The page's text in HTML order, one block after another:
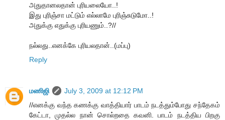
அதுதானலதான் புரியலையோ..!
இது புரிஞ்சா மட்டும் எல்லாமே புரிஞ்சுடுமோ..!
அதுக்கு எதுக்கு புரியணும்..?//
நல்லது..எனக்கே புரியலதான்..(மப்பு)
Reply
மணிஜி
July 3, 2009 at 12:12 PM
//எனக்கு வந்த கணக்கு வாத்தியார் பாடம் நடத்தும்போது சந்தேகம்
கேட்டா, முதல்ல நான் சொல்றதை கவனி. பாடம் நடத்திய பிறகு